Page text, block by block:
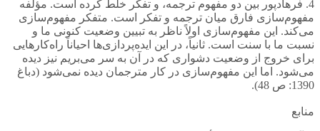
4. فرهادپور بین دو مفهوم ترجمه، و تفکر خلط کرده است. مؤلفه
مفهوم‌سازی فارق میان ترجمه و تفکر است. متفکر مفهوم‌سازی
می‌کند. این مفهوم‌سازی اولاً ناظر به تبیین وضعیت کنونی ما و
نسبت ما با سنت است. ثانیاً، در این ایده‌پردازی‌ها احیاناً راه‌کارهایی
برای خروج از وضعیت دشواری که در آن به سر می‌بریم نیز دیده
می‌شود. اما این مفهوم‌سازی در کار مترجمان دیده نمی‌شود (دباغ
1390: ص 48).
منابع